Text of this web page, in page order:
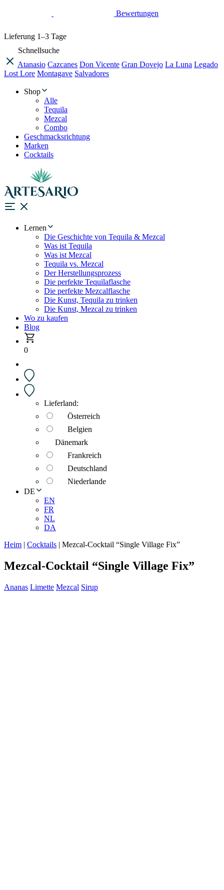
Bewertungen
Lieferung 1–3 Tage
Schnellsuche
Atanasio Cazcanes Don Vicente Gran Dovejo La Luna Legado
Lost Lore Montagave Salvadores
Shop
Alle
Tequila
Mezcal
Combo
Geschmacksrichtung
Marken
Cocktails
Lernen
Die Geschichte von Tequila & Mezcal
Was ist Tequila
Was ist Mezcal
Tequila vs. Mezcal
Der Herstellungsprozess
Die perfekte Tequilaflasche
Die perfekte Mezcalflasche
Die Kunst, Tequila zu trinken
Die Kunst, Mezcal zu trinken
Wo zu kaufen
Blog
0
Lieferland:
Österreich
Belgien
Dänemark
Frankreich
Deutschland
Niederlande
DE
EN
FR
NL
DA
Heim | Cocktails | Mezcal-Cocktail “Single Village Fix”
Mezcal-Cocktail “Single Village Fix”
Ananas Limette Mezcal Sirup